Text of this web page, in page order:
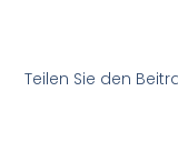
Teilen Sie den